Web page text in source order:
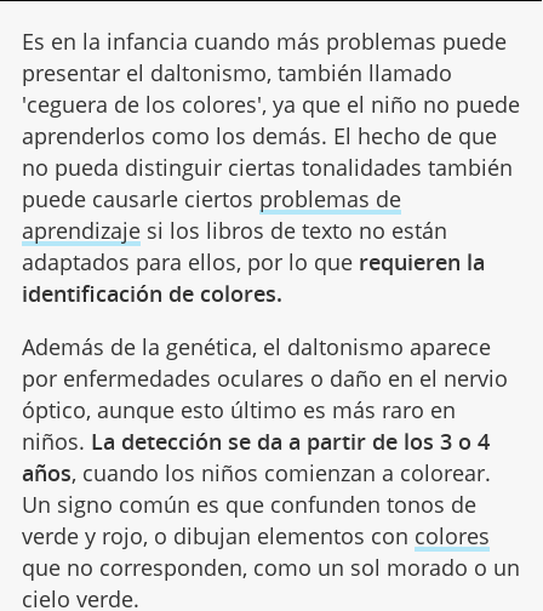
Es en la infancia cuando más problemas puede
presentar el daltonismo, también llamado
'ceguera de los colores', ya que el niño no puede
aprenderlos como los demás. El hecho de que
no pueda distinguir ciertas tonalidades también
puede causarle ciertos problemas de
aprendizajesi los libros de texto no están
adaptados para ellos, por lo que requieren la
identificación de colores.
Además de la genética, el daltonismo aparece
por enfermedades oculares o daño en el nervio
óptico, aunque esto último es más raro en
niños. La detección se da a partir de los 3 o 4
años, cuando los niños comienzan a colorear.
Un signo común es que confunden tonos de
verde y rojo, o dibujan elementos con colores
que no corresponden, como un sol morado o un
cielo verde.